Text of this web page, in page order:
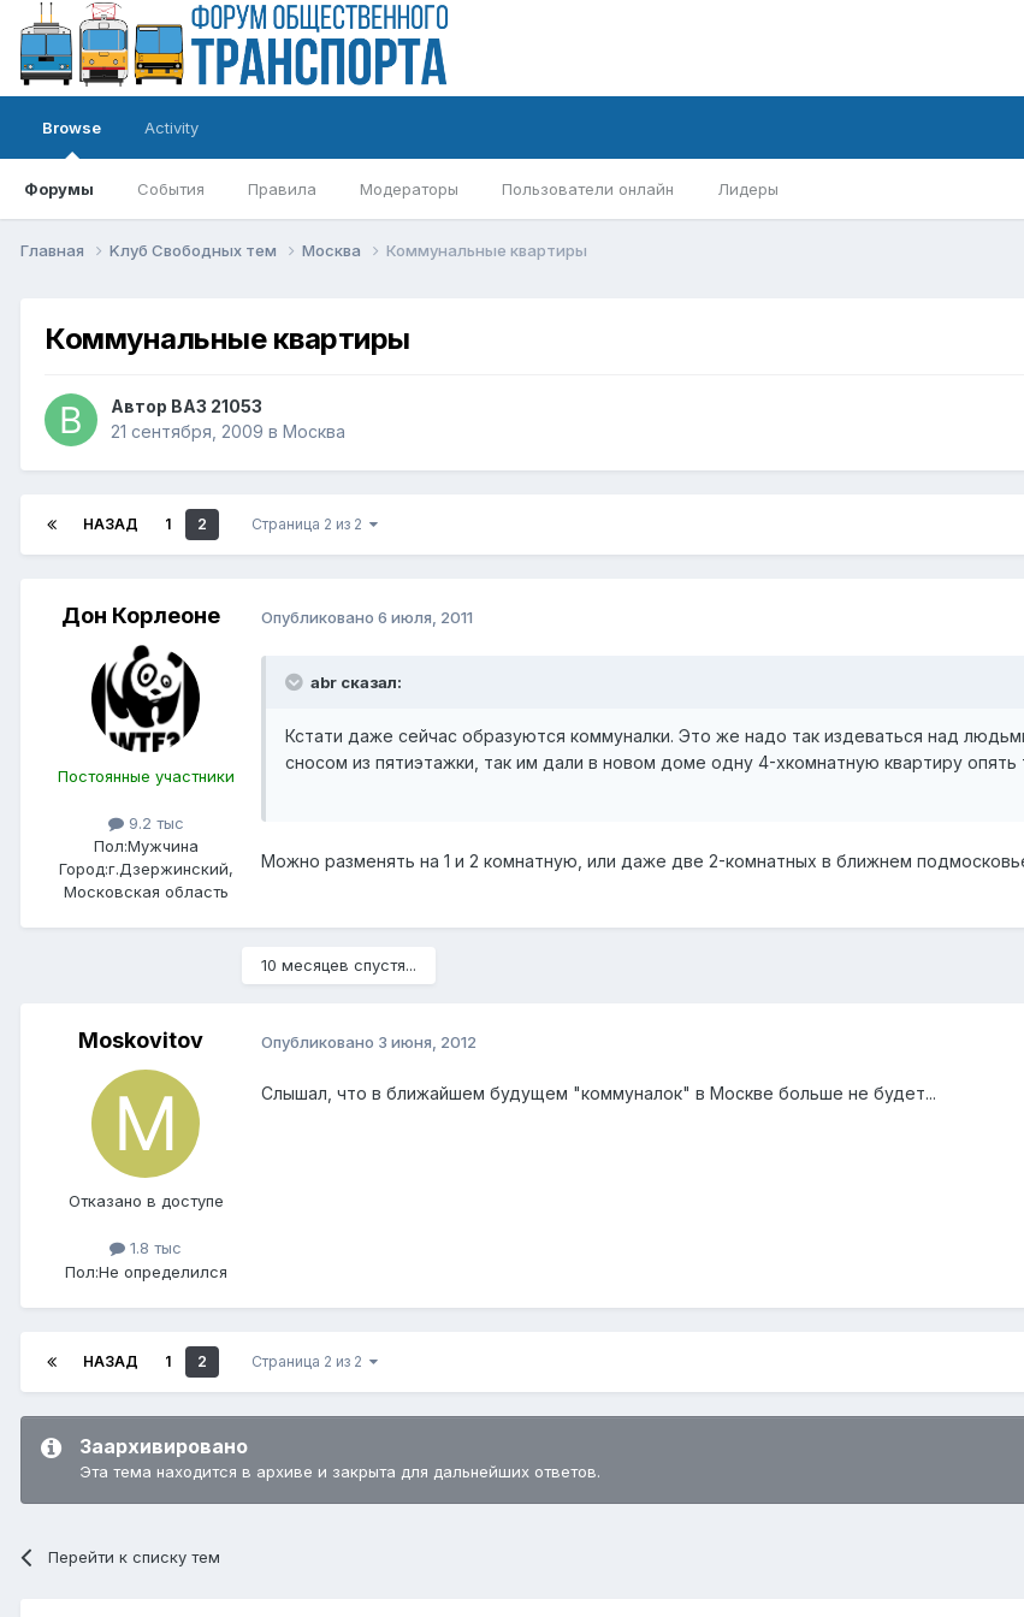
Browse
Форумы События Правила Модераторы Пользователи онлайн Лидеры
Activity
Главная Kлуб Свободных тем Москва Коммунальные квартиры
Коммунальные квартиры
Автор ВАЗ 21053
21 сентября, 2009 в Москва
НАЗАД 1 2 Страница 2 из 2
Дон Корлеоне
Постоянные участники
9.2 тыс
Пол:Мужчина
Город:г.Дзержинский,
Московская область
Опубликовано 6 июля, 2011
abr сказал:
Кстати даже сейчас образуются коммуналки. Это же надо так издеваться над
сносом из пятиэтажки, так им дали в новом доме одну 4-хкомнатную квартиру опять
Можно разменять на 1 и 2 комнатную, или даже две 2-комнатных в ближнем
10 месяцев спустя...
Moskovitov
Отказано в доступе
1.8 тыс
Пол:Не определился
Опубликовано 3 июня, 2012
Слышал, что в ближайшем будущем "коммуналок" в Москве больше не будет...
НАЗАД 1 2 Страница 2 из 2
Заархивировано
Эта тема находится в архиве и закрыта для дальнейших ответов.
Перейти к списку тем